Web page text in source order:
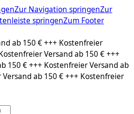
Zur Navigation springenZur
springenZum Footer
ab 150 € +++ Kostenfreier
Versand ab 150 € +++
150 € +++ Kostenfreier Versand ab
ab 150 € +++ Kostenfreier